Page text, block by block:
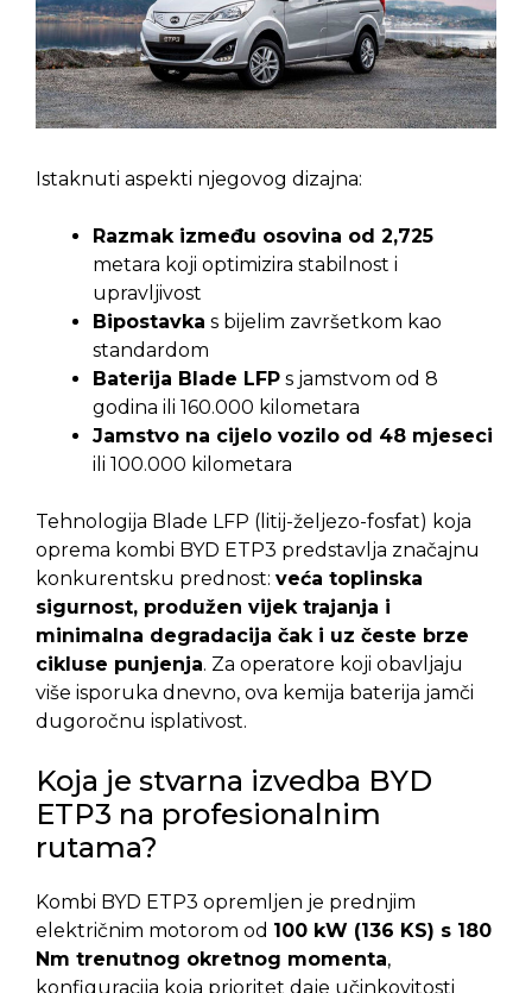
Istaknuti aspekti njegovog dizajna:
Razmak između osovina od 2,725
metara koji optimizira stabilnost i
upravljivost
Bipostavka s bijelim završetkom kao
standardom
Baterija Blade LFP s jamstvom od 8
godina ili 160.000 kilometara
Jamstvo na cijelo vozilo od 48 mjeseci
ili 100.000 kilometara
Tehnologija Blade LFP (litij-željezo-fosfat) koja
oprema kombi BYD ETP3 predstavlja značajnu
konkurentsku prednost: veća toplinska
sigurnost, produžen vijek trajanja i
minimalna degradacija čak i uz česte brze
cikluse punjenja. Za operatore koji obavljaju
više isporuka dnevno, ova kemija baterija jamči
dugoročnu isplativost.
Koja je stvarna izvedba BYD
ETP3 na profesionalnim
rutama?
Kombi BYD ETP3 opremljen je prednjim
električnim motorom od 100 kW (136 KS) s 180
Nm trenutnog okretnog momenta,
konfiguracija koja prioritet daje učinkovitosti